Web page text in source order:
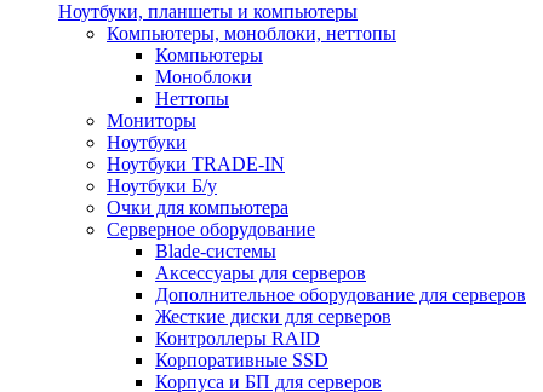
Ноутбуки, планшеты и компьютеры
Компьютеры, моноблоки, неттопы
Компьютеры
Моноблоки
Неттопы
Мониторы
Ноутбуки
Ноутбуки TRADE-IN
Ноутбуки Б/у
Очки для компьютера
Серверное оборудование
Blade-системы
Аксессуары для серверов
Дополнительное оборудование для серверов
Жесткие диски для серверов
Контроллеры RAID
Корпоративные SSD
Корпуса и БП для серверов